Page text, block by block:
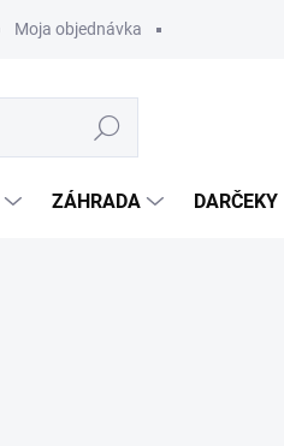
Moja objednávka
Hľadať
ZÁHRADA DARČEKY